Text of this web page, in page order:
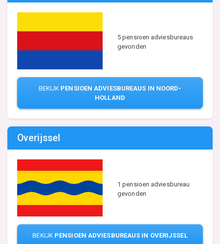
5 pensioen adviesbureaus
gevonden
BEKIJK PENSIOEN ADVIESBUREAUS IN NOORD-
HOLLAND
Overijssel
1 pensioen adviesbureau
gevonden
BEKIJK PENSIOEN ADVIESBUREAUS IN OVERIJSSEL